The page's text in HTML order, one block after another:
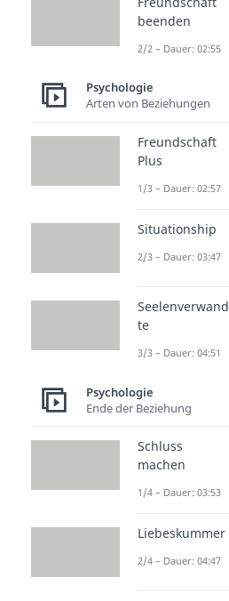
beenden
2/2 – Dauer: 02:55
Psychologie
Arten von Beziehungen
Freundschaft
Plus
1/3 – Dauer: 02:57
Situationship
2/3 – Dauer: 03:47
Seelenverwand
te
3/3 – Dauer: 04:51
Psychologie
Ende der Beziehung
Schluss
machen
1/4 – Dauer: 03:53
Liebeskummer
2/4 – Dauer: 04:47